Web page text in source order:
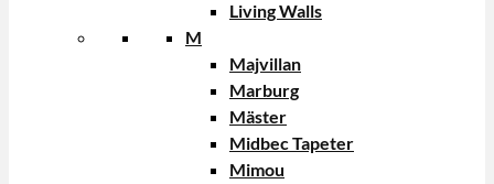
Living Walls
M
Majvillan
Marburg
Mäster
Midbec Tapeter
Mimou